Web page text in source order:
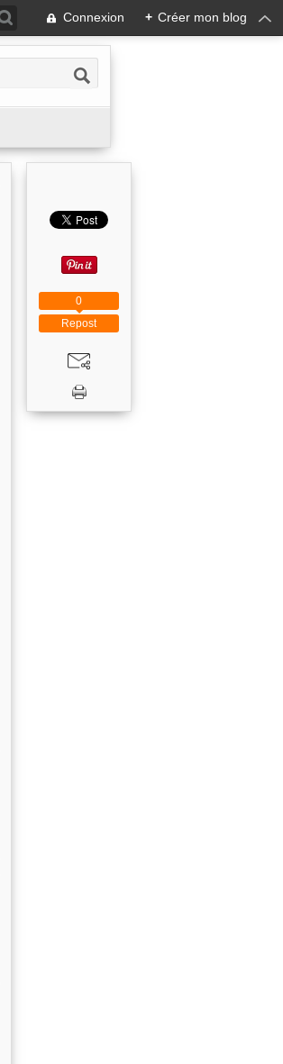
Connexion + Créer mon blog
Repost
0